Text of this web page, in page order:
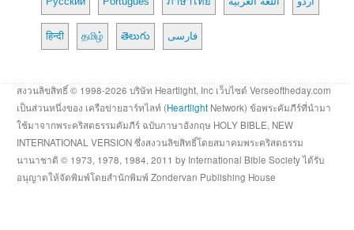
हिन्दी தமிழ் తెలుగు فارسی
สงวนลิขสิทธิ์ © 1998-2026 บริษัท Heartlight, Inc เว็บไซต์ Verseoftheday.com
เป็นส่วนหนึ่งของ เครือข่ายฮาร์ทไลท์ (Heartlight Network) ข้อพระคัมภีร์ที่นำมา
ใช้มาจากพระคริสตธรรมคัมภีร์ ฉบับภาษาอังกฤษ HOLY BIBLE, NEW
INTERNATIONAL VERSION ซึ่งสงวนลิขสิทธิ์โดยสมาคมพระคริสตธรรม
นานาชาติ © 1973, 1978, 1984, 2011 by International Bible Society ได้รับ
อนุญาตให้จัดพิมพ์โดยสำนักพิมพ์ Zondervan Publishing House